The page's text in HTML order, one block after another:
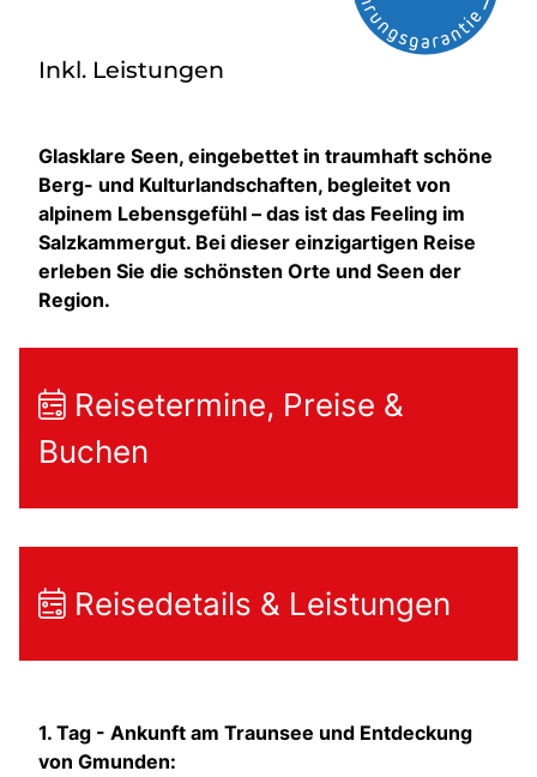
Inkl. Leistungen
Glasklare Seen, eingebettet in traumhaft schöne
Berg- und Kulturlandschaften, begleitet von
alpinem Lebensgefühl – das ist das Feeling im
Salzkammergut. Bei dieser einzigartigen Reise
erleben Sie die schönsten Orte und Seen der
Region.
Reisetermine, Preise &
Buchen
Reisedetails & Leistungen
1. Tag - Ankunft am Traunsee und Entdeckung
von Gmunden: